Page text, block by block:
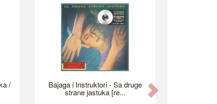
/ Bajaga i Instruktori - Sa druge
strane jastuka [re...